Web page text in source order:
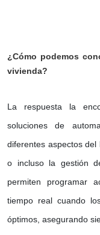
¿Cómo podemos
vivienda?
La respuesta la
soluciones de
diferentes aspectos del
o incluso la gestión
permiten programar
tiempo real cuando
óptimos, asegurando